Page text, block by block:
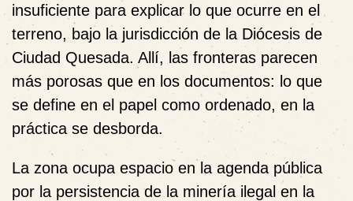
insuficiente para explicar lo que ocurre en el
terreno, bajo la jurisdicción de la Diócesis de
Ciudad Quesada. Allí, las fronteras parecen
más porosas que en los documentos: lo que
se define en el papel como ordenado, en la
práctica se desborda.
La zona ocupa espacio en la agenda pública
por la persistencia de la minería ilegal en la